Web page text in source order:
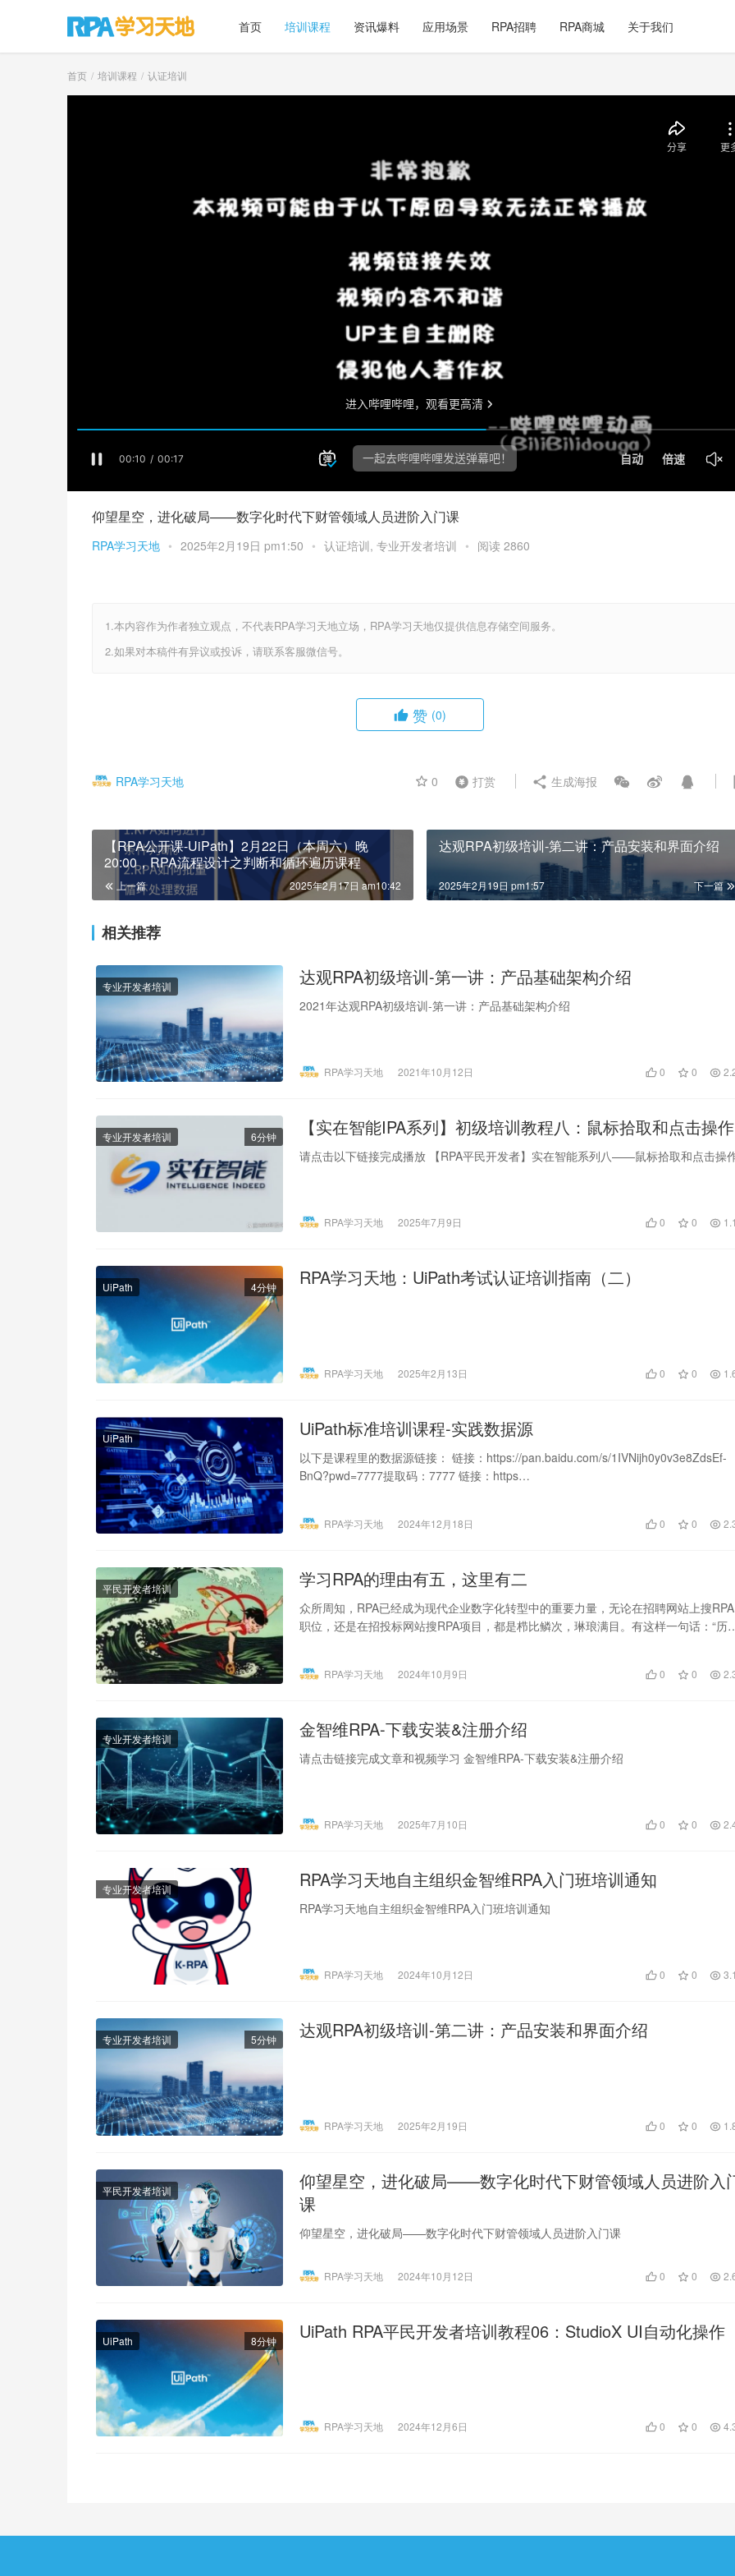
首页 培训课程 资讯爆料 应用场景 RPA招聘 RPA商城 关于我们
首页 培训课程 认证培训
仰望星空，进化破局——数字化时代下财管领域人员进阶入门课
RPA学习天地 • 2025年2月19日 pm1:50 • 认证培训, 专业开发者培训 • 阅读 2860
1.本内容作为作者独立观点，不代表RPA学习天地立场，RPA学习天地仅提供信息存储空间服务。
2.如果对本稿件有异议或投诉，请联系客服微信号。
赞 (0)
RPA学习天地 0 打赏 生成海报
【RPA公开课-UiPath】2月22日（本周六）晚
20:00，RPA流程设计之判断和循环遍历课程
上一篇 2025年2月17日 am10:42
达观RPA初级培训-第二讲：产品安装和界面介绍
下一篇
2025年2月19日 pm1:57
相关推荐
专业开发者培训 达观RPA初级培训-第一讲：产品基础架构介绍
2021年达观RPA初级培训-第一讲：产品基础架构介绍
RPA学习天地 2021年10月12日 0 0
专业开发者培训 6分钟 【实在智能IPA系列】初级培训教程八：鼠标拾取和点击操作
请点击以下链接完成播放 【RPA平民开发者】实在智能系列八——鼠标拾取和点击操
RPA学习天地 2025年7月9日 0 0
UiPath 4分钟 RPA学习天地：UiPath考试认证培训指南（二）
RPA学习天地 2025年2月13日 0 0
UiPath UiPath标准培训课程-实践数据源
以下是课程里的数据源链接： 链接：https://pan.baidu.com/s/1IVNijh0y0v3e8ZdsEf-
BnQ?pwd=7777提取码：7777 链接：https…
RPA学习天地 2024年12月18日 0 0
平民开发者培训 学习RPA的理由有五，这里有二
众所周知，RPA已经成为现代企业数字化转型中的重要力量，无论在招聘网站上搜RPA
职位，还是在招投标网站搜RPA项目，都是栉比鳞次，琳琅满目。有这样一句话：“历
RPA学习天地 2024年10月9日 0 0
专业开发者培训 金智维RPA-下载安装&注册介绍
请点击链接完成文章和视频学习 金智维RPA-下载安装&注册介绍
RPA学习天地 2025年7月10日 0 0
专业开发者培训 RPA学习天地自主组织金智维RPA入门班培训通知
RPA学习天地自主组织金智维RPA入门班培训通知
RPA学习天地 2024年10月12日 0 0
专业开发者培训 5分钟 达观RPA初级培训-第二讲：产品安装和界面介绍
RPA学习天地 2025年2月19日 0 0
平民开发者培训
仰望星空，进化破局——数字化时代下财管领域人员进阶入
课
仰望星空，进化破局——数字化时代下财管领域人员进阶入门课
RPA学习天地 2024年10月12日 0 0
UiPath 8分钟 UiPath RPA平民开发者培训教程06：StudioX UI自动化操作
RPA学习天地 2024年12月6日 0 0